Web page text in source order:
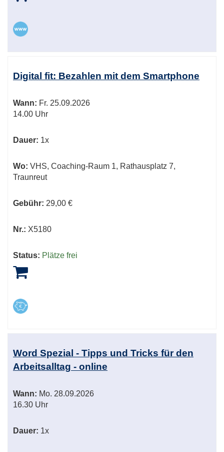
Digital fit: Bezahlen mit dem Smartphone
Wann: Fr. 25.09.2026
14.00 Uhr
Dauer: 1x
Wo: VHS, Coaching-Raum 1, Rathausplatz 7,
Traunreut
Gebühr: 29,00 €
Nr.: X5180
Status: Plätze frei
Word Spezial - Tipps und Tricks für den
Arbeitsalltag - online
Wann: Mo. 28.09.2026
16.30 Uhr
Dauer: 1x